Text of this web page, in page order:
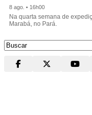
8 ago. • 16h00
Na quarta semana de
Marabá, no Pará.